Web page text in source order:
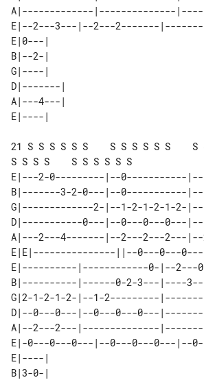
A|-------------|--------------
E|--2---3---|--2---2-------
E|0---|
B|--2-|
G|----|
D|-------|
A|---4---|
21 S S S S S S    S S S S S S    S
S S S S    S S S S S S
E|---2-0---------|--0-----------|--
B|-------3-2-0---|--0-----------|--
G|-------------2-|--1-2-1-2-1-2-|--
D|-----------0---|--0---0---0---|--
A|---2---4-------|--2---2---2---|--
E|E|---------------||--0---0---
E|----------|------------0-|--2---
B|----------|------0-2-3---|----
G|2-1-2-1-2-|--1-2---------
D|--0---0---|--0---0---0---
A|--2---2---|--------------
E|-0---0---0---|--0---0---0---|--
E|----|
B|3-0-|